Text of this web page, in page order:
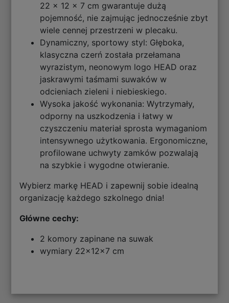
22 × 12 × 7 cm gwarantuje dużą
pojemność, nie zajmując jednocześnie zbyt
wiele cennej przestrzeni w plecaku.
Dynamiczny, sportowy styl: Głęboka,
klasyczna czerń została przełamana
wyrazistym, neonowym logo HEAD oraz
jaskrawymi taśmami suwaków w
odcieniach zieleni i niebieskiego.
Wysoka jakość wykonania: Wytrzymały,
odporny na uszkodzenia i łatwy w
czyszczeniu materiał sprosta wymaganiom
intensywnego użytkowania. Ergonomiczne,
profilowane uchwyty zamków pozwalają
na szybkie i wygodne otwieranie.
Wybierz markę HEAD i zapewnij sobie idealną
organizację każdego szkolnego dnia!
Główne cechy:
2 komory zapinane na suwak
wymiary 22x12x7 cm